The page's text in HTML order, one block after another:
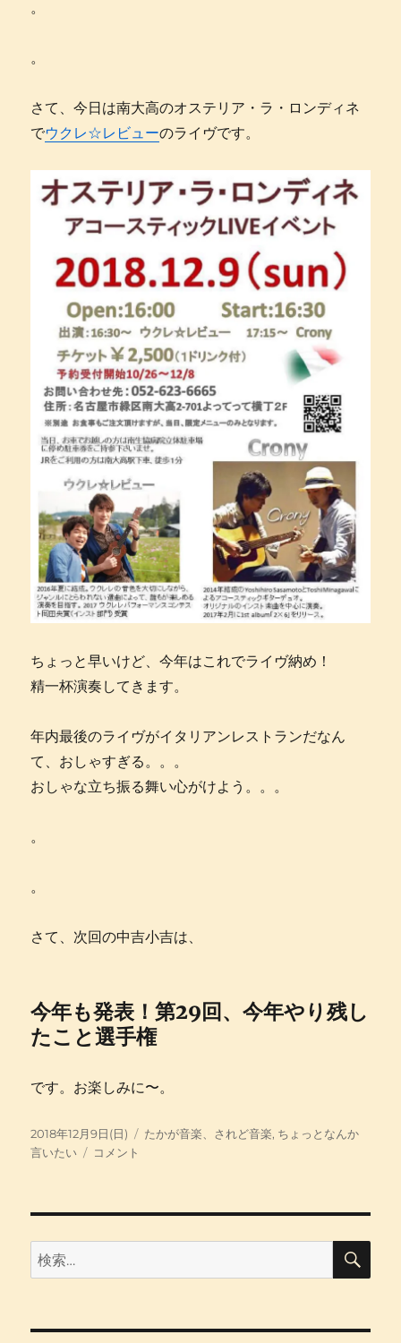
。
。
さて、今日は南大高のオステリア・ラ・ロンディネ
でウクレ☆レビューのライヴです。
ちょっと早いけど、今年はこれでライヴ納め！
精一杯演奏してきます。
年内最後のライヴがイタリアンレストランだなん
て、おしゃすぎる。。。
おしゃな立ち振る舞い心がけよう。。。
。
。
さて、次回の中吉小吉は、
今年も発表！第29回、今年やり残し
たこと選手権
です。お楽しみに〜。
投
稿
2018年12月9日(日)
カ
たかが音楽、されど音楽, ちょっとなんか
言いたい
い
幸
に
コメント
検
索:
検